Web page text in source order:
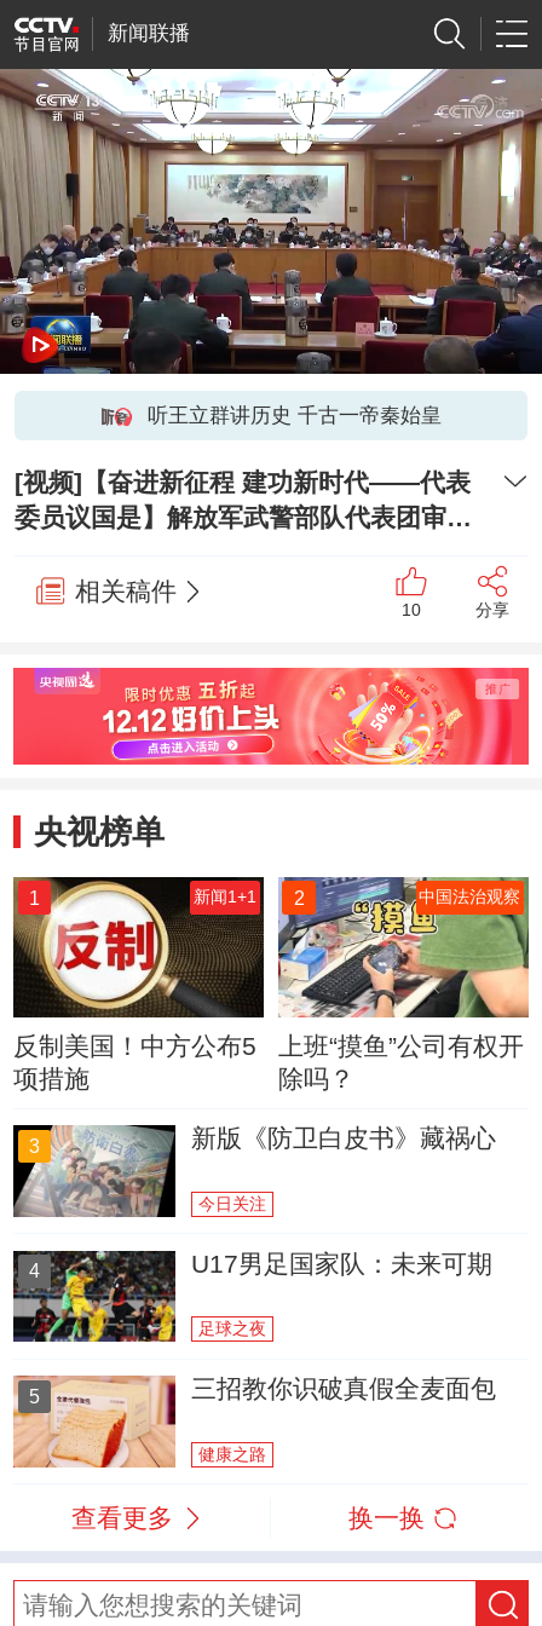
新闻联播
听王立群讲历史 千古一帝秦始皇
[视频]【奋进新征程 建功新时代——代表
委员议国是】解放军武警部队代表团审议
相关稿件
10 分享
央视榜单
1 新闻1+1
反制美国！中方公布5
项措施
2 中国法治观察
上班“摸鱼”公司有权开
除吗？
3 新版《防卫白皮书》藏祸心
今日关注
4 U17男足国家队：未来可期
足球之夜
5 三招教你识破真假全麦面包
健康之路
查看更多 换一换